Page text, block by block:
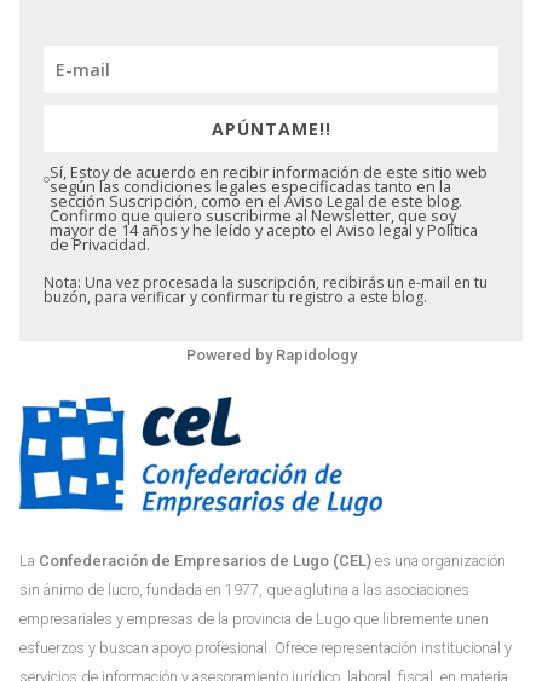
APÚNTAME!!
Sí, Estoy de acuerdo en recibir información de este sitio web
según las condiciones legales especificadas tanto en la
sección Suscripción, como en el Aviso Legal de este blog.
Confirmo que quiero suscribirme al Newsletter, que soy
mayor de 14 años y he leído y acepto el Aviso legal y Política
de Privacidad.
Nota: Una vez procesada la suscripción, recibirás un e-mail en tu
buzón, para verificar y confirmar tu registro a este blog.
Powered by Rapidology
La Confederación de Empresarios de Lugo (CEL) es una organización
sin ánimo de lucro, fundada en 1977, que aglutina a las asociaciones
empresariales y empresas de la provincia de Lugo que libremente unen
esfuerzos y buscan apoyo profesional. Ofrece representación institucional y
servicios de información y asesoramiento jurídico, laboral, fiscal, en materia